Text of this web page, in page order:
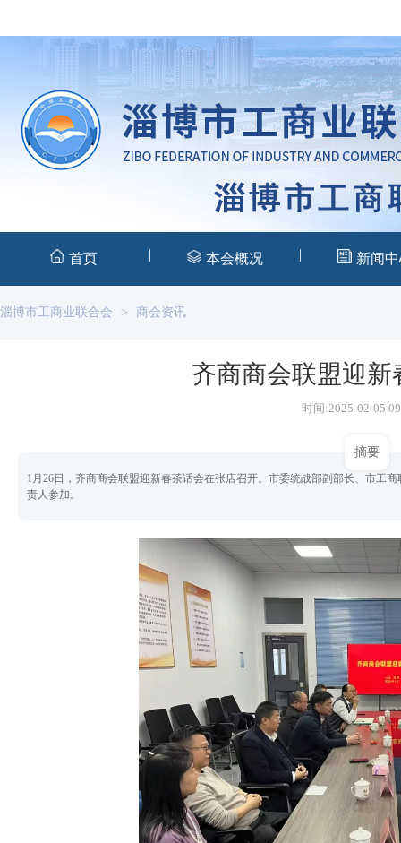
首页 | 本会概况 | 新闻
淄博市工商业联合会 > 商会资讯
齐商商会联盟迎新
时间:2025-02-05
摘要
1月26日，齐商商会联盟迎新春茶话会在张店召开。市委统战部副部长、市工
责人参加。